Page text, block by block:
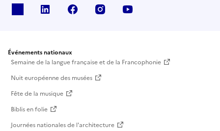
Linkedin Facebook Instagram
Événements nationaux
Semaine de la langue française et de la Francophonie
Nuit européenne des musées
Fête de la musique
Biblis en folie
Journées nationales de l'architecture